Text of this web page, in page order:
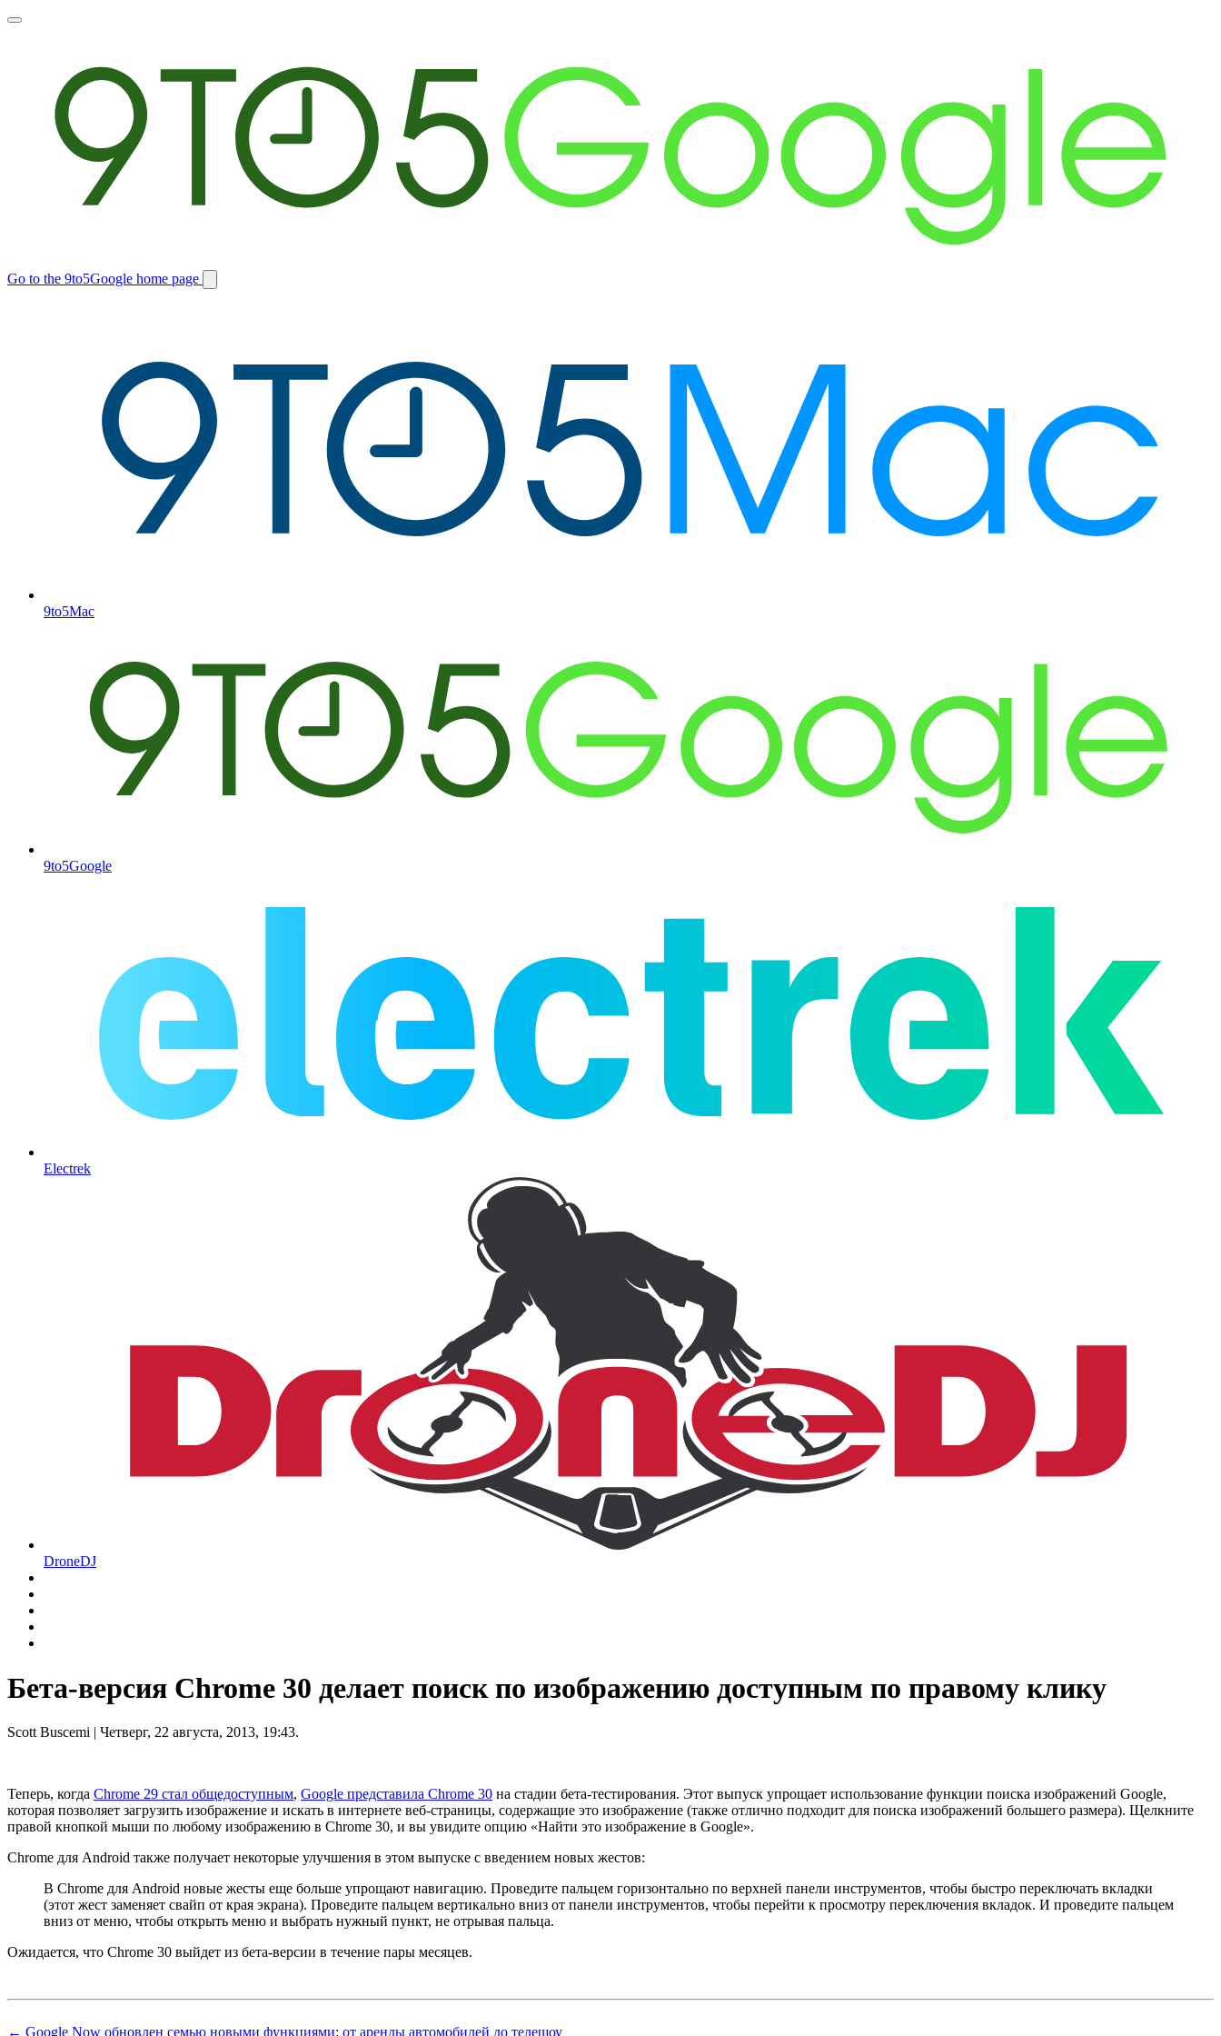
Toggle
Go to the 9to5Google home page
Switch
9to5Mac
9to5Google
Electrek
DroneDJ
Бета-версия Chrome 30 делает поиск по изображению доступным по правому клику
Scott Buscemi | Четверг, 22 августа, 2013, 19:43.
Теперь, когда Chrome 29 стал общедоступным, Google представила Chrome 30 на стадии бета-тестирования. Этот выпуск упрощает использование функции поиска изображений Google,
которая позволяет загрузить изображение и искать в интернете веб-страницы, содержащие это изображение (также отлично подходит для поиска изображений большего размера). Щелкните
правой кнопкой мыши по любому изображению в Chrome 30, и вы увидите опцию «Найти это изображение в Google».
Chrome для Android также получает некоторые улучшения в этом выпуске с введением новых жестов:
В Chrome для Android новые жесты еще больше упрощают навигацию. Проведите пальцем горизонтально по верхней панели инструментов, чтобы быстро переключать вкладки
(этот жест заменяет свайп от края экрана). Проведите пальцем вертикально вниз от панели инструментов, чтобы перейти к просмотру переключения вкладок. И проведите пальцем
вниз от меню, чтобы открыть меню и выбрать нужный пункт, не отрывая пальца.
Ожидается, что Chrome 30 выйдет из бета-версии в течение пары месяцев.
← Google Now обновлен семью новыми функциями: от аренды автомобилей до телешоу